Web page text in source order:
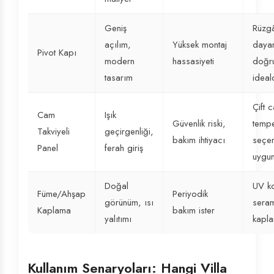
Pivot Kapı
Geniş
açılım,
modern
tasarım
Yüksek montaj
hassasiyeti
Cam
Takviyeli
Panel
Işık
geçirgenliği,
ferah giriş
Güvenlik riski,
bakım ihtiyacı
Çift
Füme/Ahşap
Kaplama
Doğal
görünüm, ısı
yalıtımı
Periyodik
bakım ister
UV
Kullanım Senaryoları: Hangi Villa